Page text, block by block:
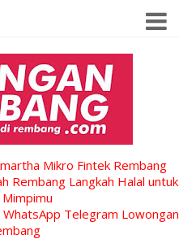
Mikro Fintek Rembang
Rembang Langkah Halal untuk
Mimpimu
Telegram Lowongan